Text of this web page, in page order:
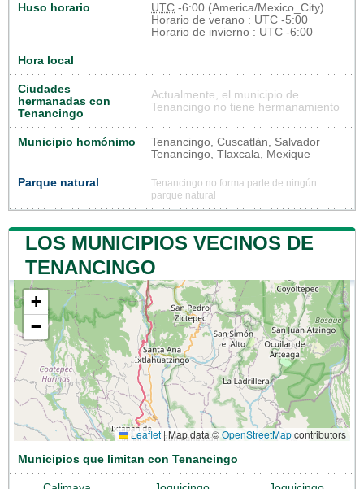
Huso horario UTC -6:00 (America/Mexico_City)
Horario de verano : UTC -5:00
Horario de invierno : UTC -6:00
Hora local
Ciudades
hermanadas con
Tenancingo
Actualmente, el municipio de
Tenancingo no tiene hermanamiento
Municipio homónimo
Tenancingo, Cuscatlán, Salvador
Tenancingo, Tlaxcala, Mexique
Parque natural
Tenancingo no forma parte de ningún
parque natural
LOS MUNICIPIOS VECINOS DE
TENANCINGO
+
−
Leaflet |Map data ©OpenStreetMapcontributors
Municipios que limitan con Tenancingo